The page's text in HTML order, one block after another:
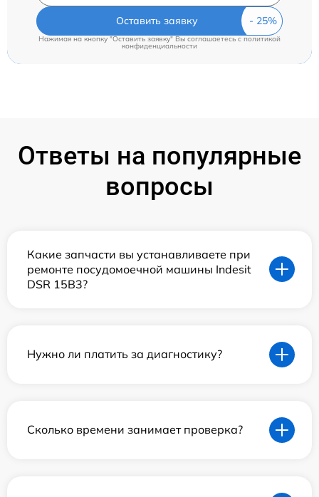
Оставить заявку
Нажимая на кнопку "Оставить заявку" Вы соглашаетесь cполитикой
конфиденциальности
Ответы на популярные
вопросы
Какие запчасти вы устанавливаете при
ремонте посудомоечной машины Indesit
DSR 15B3?
Нужно ли платить за диагностику?
Сколько времени занимает проверка?